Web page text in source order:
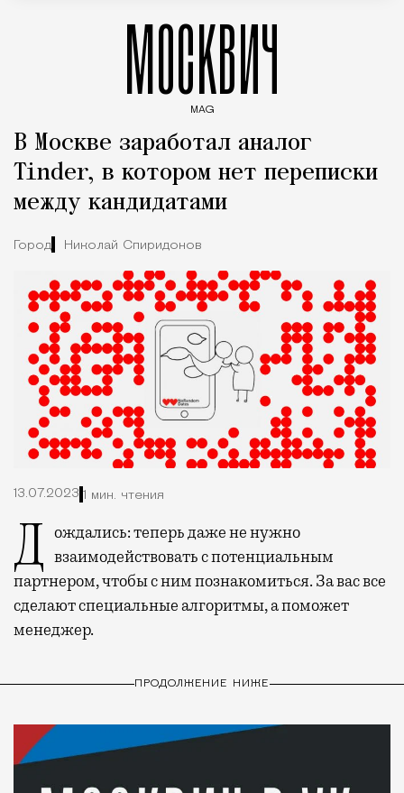
МОСКВИЧ
MAG
В Москве заработал аналог
Tinder, в котором нет переписки
между кандидатами
Город Николай Спиридонов
13.07.2023 1 мин. чтения
Дождались: теперь даже не нужно взаимодействовать с потенциальным
партнером, чтобы с ним познакомиться. За вас все
сделают специальные алгоритмы, а поможет
менеджер.
ПРОДОЛЖЕНИЕ НИЖЕ